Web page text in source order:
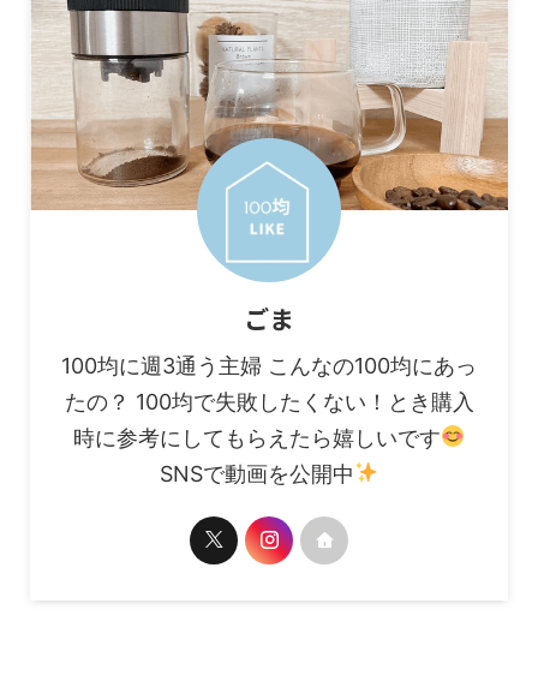
ごま
100均に週3通う主婦 こんなの100均にあっ
たの？ 100均で失敗したくない！とき購入
時に参考にしてもらえたら嬉しいです
SNSで動画を公開中